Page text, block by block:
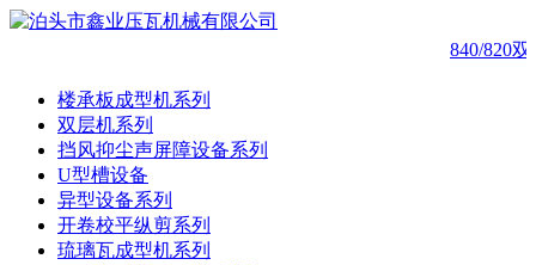
840/820
楼承板成型机系列
双层机系列
挡风抑尘声屏障设备系列
U型槽设备
异型设备系列
开卷校平纵剪系列
琉璃瓦成型机系列